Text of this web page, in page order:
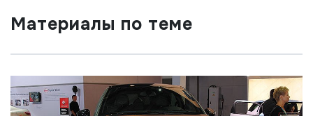
Материалы по теме